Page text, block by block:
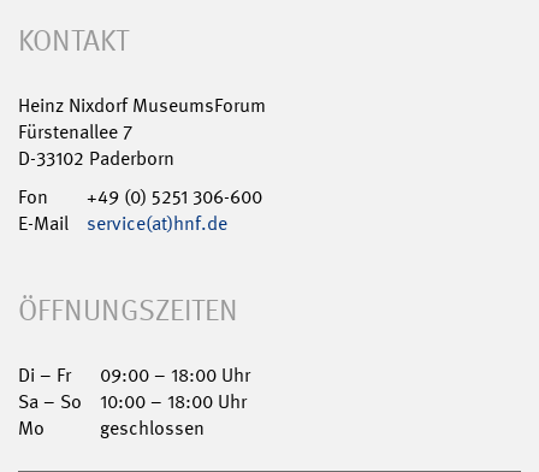
KONTAKT
Heinz Nixdorf MuseumsForum
Fürstenallee 7
D-33102 Paderborn
Fon
+49 (0) 5251 306-600
E-Mail
service(at)hnf.de
ÖFFNUNGSZEITEN
Di – Fr
09:00 – 18:00 Uhr
Sa – So
10:00 – 18:00 Uhr
Mo
geschlossen